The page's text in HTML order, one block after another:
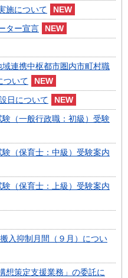
施について
ター宣言
連携中枢都市圏内市町村職
ついて
日について
（一般行政職：初級）受験
（保育士：中級）受験案内
（保育士：上級）受験案内
入抑制月間（９月）につい
想策定支援業務」の委託に